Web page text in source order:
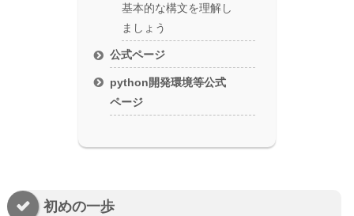
基本的な構文を理解し
ましょう
公式ページ
python開発環境等公式
ページ
初めの一歩